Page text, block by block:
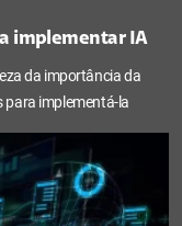
implementar IA
da importância da
para implementá-la